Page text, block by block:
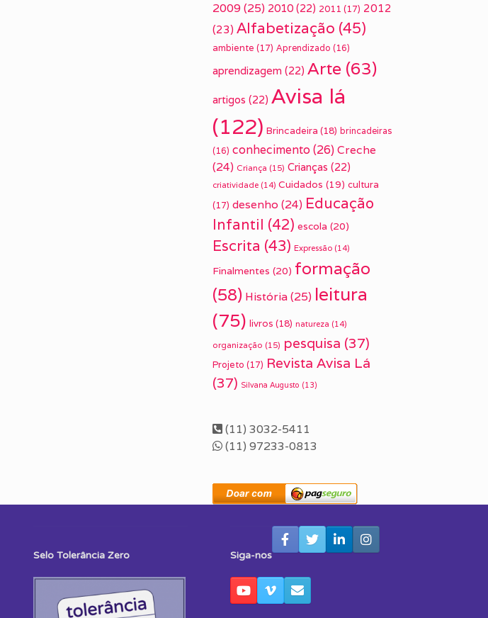
2009(25) 2010 (22) 2011 (17) 2012
(23) Alfabetização (45)
ambiente (17) Aprendizado (16)
aprendizagem (22) Arte (63)
artigos (22) Avisa lá
(122) Brincadeira (18) brincadeiras
(16) conhecimento(26) Creche
(24) Criança (15) Crianças (22)
criatividade (14) Cuidados (19) cultura
(17) desenho (24) Educação
Infantil (42) escola (20)
Escrita (43) Expressão (14)
Finalmentes (20) formação
(58) História(25) leitura
(75) livros (18) natureza (14)
organização (15) pesquisa (37)
Projeto (17) Revista Avisa Lá
(37) Silvana Augusto (13)
(11) 3032-5411
(11) 97233-0813
Selo Tolerância Zero Siga-nos